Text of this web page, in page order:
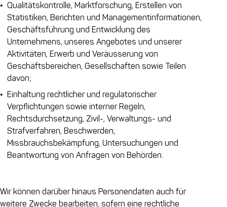
Qualitätskontrolle, Marktforschung, Erstellen von
Statistiken, Berichten und Managementinformationen,
Geschäftsführung und Entwicklung des
Unternehmens, unseres Angebotes und unserer
Aktivitäten, Erwerb und Veräusserung von
Geschäftsbereichen, Gesellschaften sowie Teilen
davon;
Einhaltung rechtlicher und regulatorischer
Verpflichtungen sowie interner Regeln,
Rechtsdurchsetzung, Zivil-, Verwaltungs- und
Strafverfahren, Beschwerden,
Missbrauchsbekämpfung, Untersuchungen und
Beantwortung von Anfragen von Behörden.
Wir können darüber hinaus Personendaten auch für
weitere Zwecke bearbeiten, sofern eine rechtliche